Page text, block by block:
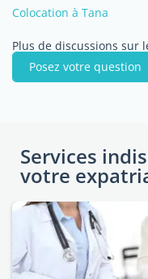
Colocation à Tana
Plus de discussions sur
Posez votre question
Services
votre